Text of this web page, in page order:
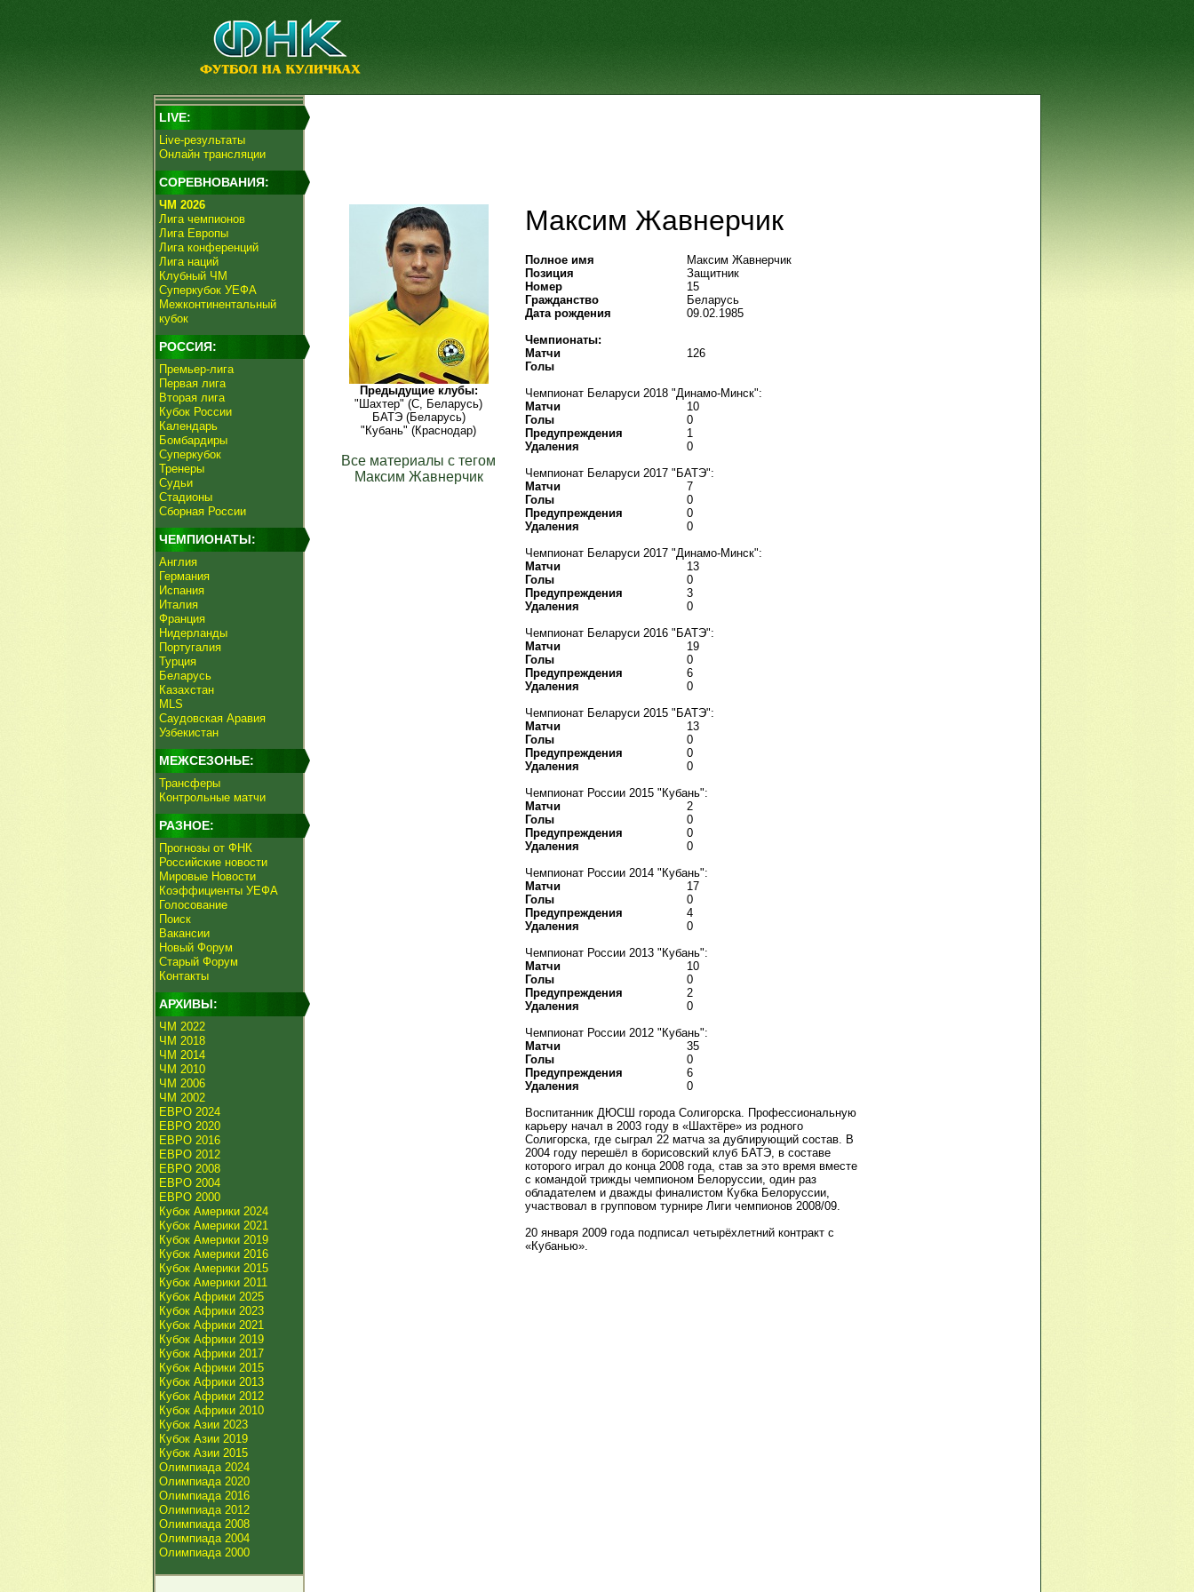
LIVE:
Live-результаты
Онлайн трансляции
СОРЕВНОВАНИЯ:
ЧМ 2026
Лига чемпионов
Лига Европы
Лига конференций
Лига наций
Клубный ЧМ
Суперкубок УЕФА
Межконтинентальный
кубок
РОССИЯ:
Премьер-лига
Первая лига
Вторая лига
Кубок России
Календарь
Бомбардиры
Суперкубок
Тренеры
Судьи
Стадионы
Сборная России
ЧЕМПИОНАТЫ:
Англия
Германия
Испания
Италия
Франция
Нидерланды
Португалия
Турция
Беларусь
Казахстан
MLS
Саудовская Аравия
Узбекистан
МЕЖСЕЗОНЬЕ:
Трансферы
Контрольные матчи
РАЗНОЕ:
Прогнозы от ФНК
Российские новости
Мировые Новости
Коэффициенты УЕФА
Голосование
Поиск
Вакансии
Новый Форум
Старый Форум
Контакты
АРХИВЫ:
ЧМ 2022
ЧМ 2018
ЧМ 2014
ЧМ 2010
ЧМ 2006
ЧМ 2002
ЕВРО 2024
ЕВРО 2020
ЕВРО 2016
ЕВРО 2012
ЕВРО 2008
ЕВРО 2004
ЕВРО 2000
Кубок Америки 2024
Кубок Америки 2021
Кубок Америки 2019
Кубок Америки 2016
Кубок Америки 2015
Кубок Америки 2011
Кубок Африки 2025
Кубок Африки 2023
Кубок Африки 2021
Кубок Африки 2019
Кубок Африки 2017
Кубок Африки 2015
Кубок Африки 2013
Кубок Африки 2012
Кубок Африки 2010
Кубок Азии 2023
Кубок Азии 2019
Кубок Азии 2015
Олимпиада 2024
Олимпиада 2020
Олимпиада 2016
Олимпиада 2012
Олимпиада 2008
Олимпиада 2004
Олимпиада 2000
Предыдущие клубы:
"Шахтер" (С, Беларусь)
БАТЭ (Беларусь)
"Кубань" (Краснодар)
Все материалы с тегом
Максим Жавнерчик
Максим Жавнерчик
Полное имя
Максим Жавнерчик
Позиция
Защитник
Номер
15
Гражданство
Беларусь
Дата рождения
09.02.1985
Чемпионаты:
Матчи
126
Голы
Чемпионат Беларуси 2018 "Динамо-Минск":
Матчи
10
Голы
0
Предупреждения
1
Удаления
0
Чемпионат Беларуси 2017 "БАТЭ":
Матчи
7
Голы
0
Предупреждения
0
Удаления
0
Чемпионат Беларуси 2017 "Динамо-Минск":
Матчи
13
Голы
0
Предупреждения
3
Удаления
0
Чемпионат Беларуси 2016 "БАТЭ":
Матчи
19
Голы
0
Предупреждения
6
Удаления
0
Чемпионат Беларуси 2015 "БАТЭ":
Матчи
13
Голы
0
Предупреждения
0
Удаления
0
Чемпионат России 2015 "Кубань":
Матчи
2
Голы
0
Предупреждения
0
Удаления
0
Чемпионат России 2014 "Кубань":
Матчи
17
Голы
0
Предупреждения
4
Удаления
0
Чемпионат России 2013 "Кубань":
Матчи
10
Голы
0
Предупреждения
2
Удаления
0
Чемпионат России 2012 "Кубань":
Матчи
35
Голы
0
Предупреждения
6
Удаления
0
Воспитанник ДЮСШ города Солигорска. Профессиональную
карьеру начал в 2003 году в «Шахтёре» из родного
Солигорска, где сыграл 22 матча за дублирующий состав. В
2004 году перешёл в борисовский клуб БАТЭ, в составе
которого играл до конца 2008 года, став за это время вместе
с командой трижды чемпионом Белоруссии, один раз
обладателем и дважды финалистом Кубка Белоруссии,
участвовал в групповом турнире Лиги чемпионов 2008/09.
20 января 2009 года подписал четырёхлетний контракт с
«Кубанью».